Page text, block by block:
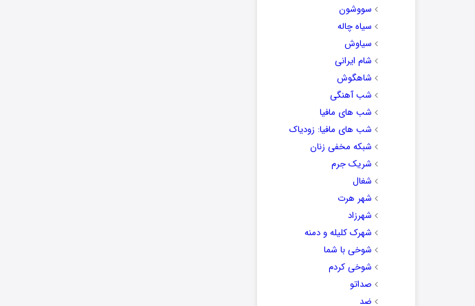
سووشون
سیاه چاله
سیاوش
شام ایرانی
شاهگوش
شب آهنگی
شب های مافیا
شب های مافیا: زودیاک
شبکه مخفی زنان
شریک جرم
شغال
شهر هرت
شهرزاد
شهرک کلیله و دمنه
شوخی با شما
شوخی کردم
صداتو
ضد